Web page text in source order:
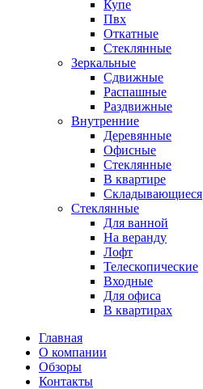
Купе
Пвх
Откатные
Стеклянные
Зеркальные
Сдвижные
Распашные
Раздвижные
Внутренние
Деревянные
Офисные
Стеклянные
В квартире
Складывающиеся
Стеклянные
Для ванной
На веранду
Лофт
Телескопические
Входные
Для офиса
В квартирах
Главная
О компании
Обзоры
Контакты